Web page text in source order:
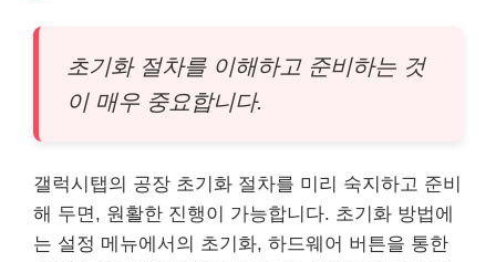
초기화 절차를 이해하고 준비하는 것
이 매우 중요합니다.
갤럭시탭의 공장 초기화 절차를 미리 숙지하고 준비
해 두면, 원활한 진행이 가능합니다. 초기화 방법에
는 설정 메뉴에서의 초기화, 하드웨어 버튼을 통한